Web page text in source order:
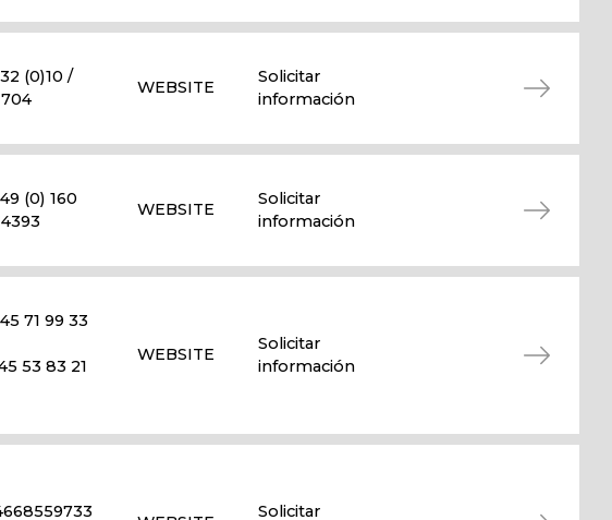
(0)10 /
WEBSITE
Solicitar
información
(0) 160
WEBSITE
Solicitar
información
71 99 33
53 83 21
WEBSITE
Solicitar
información
Solicitar